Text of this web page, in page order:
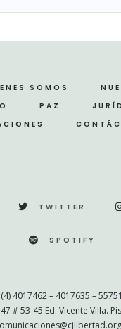
SOMOS
PAZ
TWITTER
SPOTIFY
4017462 – 4017635 –
# 53-45 Ed. Vicente Villa.